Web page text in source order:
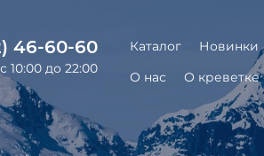
46-60-60
с 10:00 до 22:00
Каталог Новинки
О нас
О креветке